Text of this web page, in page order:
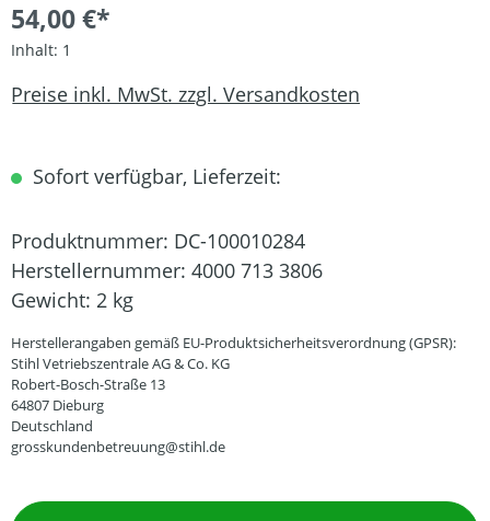
54,00 €*
Inhalt: 1
Preise inkl. MwSt. zzgl. Versandkosten
Sofort verfügbar, Lieferzeit:
Produktnummer: DC-100010284
Herstellernummer: 4000 713 3806
Gewicht: 2 kg
Herstellerangaben gemäß EU-Produktsicherheitsverordnung (GPSR):
Stihl Vetriebszentrale AG & Co. KG
Robert-Bosch-Straße 13
64807 Dieburg
Deutschland
grosskundenbetreuung@stihl.de